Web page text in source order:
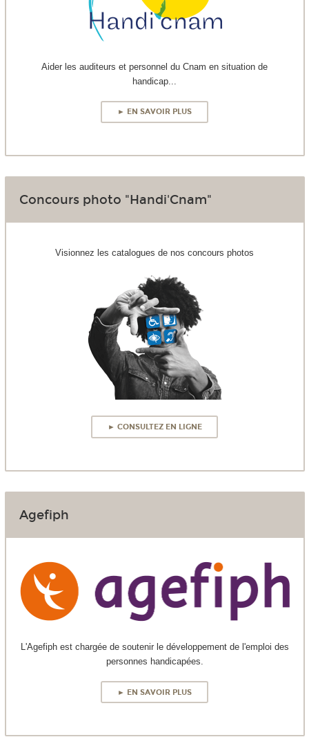
Aider les auditeurs et personnel du Cnam en situation de
handicap...
► EN SAVOIR PLUS
Concours photo "Handi'Cnam"
Visionnez les catalogues de nos concours photos
► CONSULTEZ EN LIGNE
Agefiph
L'Agefiph est chargée de soutenir le développement de l'emploi des
personnes handicapées.
► EN SAVOIR PLUS